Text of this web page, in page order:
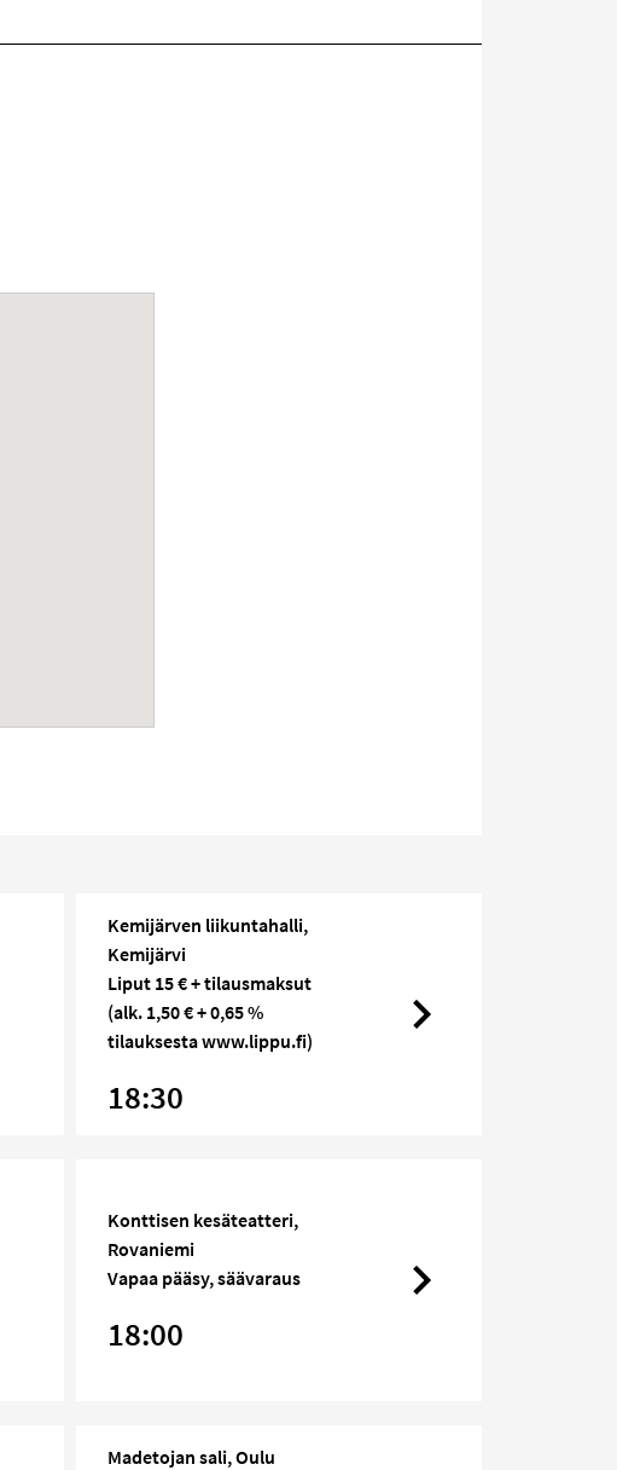
Kemijärven liikuntahalli,
Kemijärvi
Liput 15 € + tilausmaksut
(alk. 1,50 € + 0,65 %
tilauksesta www.lippu.fi)
18:30
Konttisen kesäteatteri,
Rovaniemi
Vapaa pääsy, säävaraus
18:00
Madetojan sali, Oulu